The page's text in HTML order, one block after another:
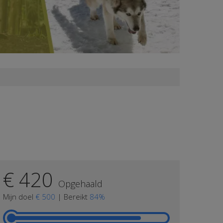
€ 420 Opgehaald
Mijn doel € 500 | Bereikt 84%